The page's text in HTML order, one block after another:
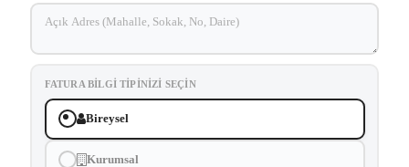
FATURA BILGI TIPINIZI SEÇIN
Bireysel
Kurumsal